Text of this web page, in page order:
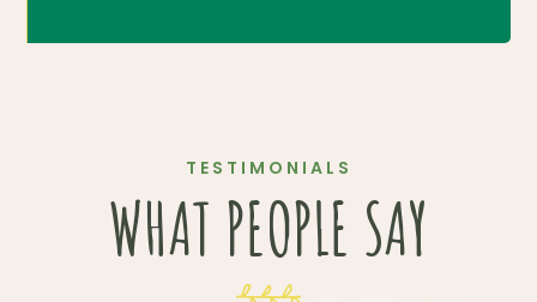
TESTIMONIALS
WHAT PEOPLE SAY